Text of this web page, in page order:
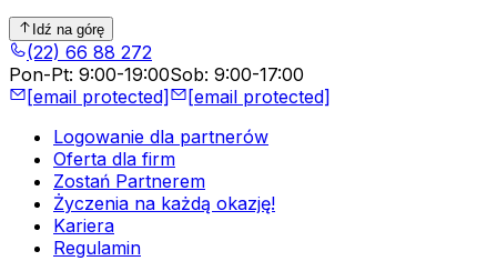
Idź na górę
(22) 66 88 272
Pon-Pt: 9:00-19:00Sob: 9:00-17:00
[email protected]
[email protected]
Logowanie dla partnerów
Oferta dla firm
Zostań Partnerem
Życzenia na każdą okazję!
Kariera
Regulamin